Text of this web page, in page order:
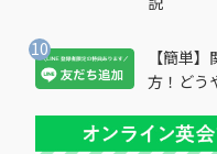
【簡単
方！どう